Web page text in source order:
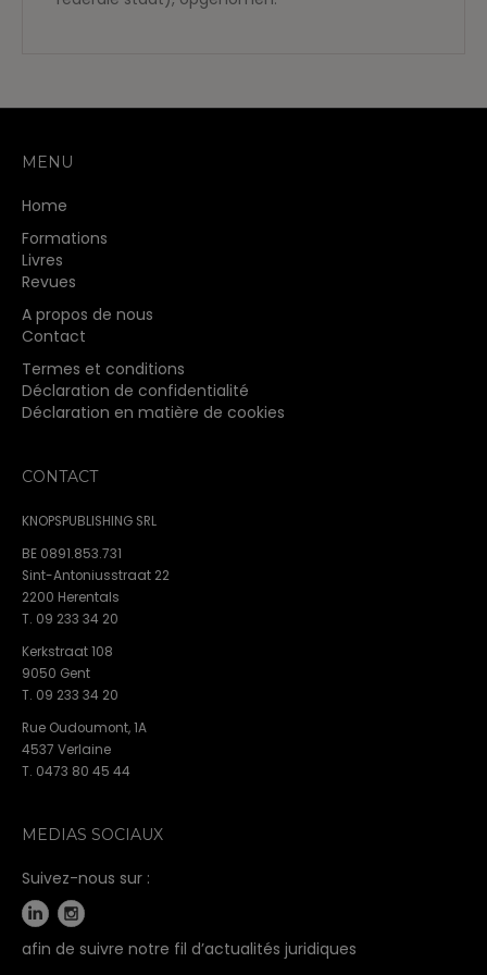
MENU
Home
Formations
Livres
Revues
A propos de nous
Contact
Termes et conditions
Déclaration de confidentialité
Déclaration en matière de cookies
CONTACT
KNOPSPUBLISHING SRL
BE 0891.853.731
Sint-Antoniusstraat 22
2200 Herentals
T. 09 233 34 20
Kerkstraat 108
9050 Gent
T. 09 233 34 20
Rue Oudoumont, 1A
4537 Verlaine
T. 0473 80 45 44
MEDIAS SOCIAUX
Suivez-nous sur :
afin de suivre notre fil d’actualités juridiques